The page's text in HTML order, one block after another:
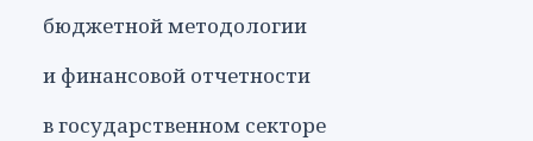
бюджетной методологии
и финансовой отчетности
в государственном секторе